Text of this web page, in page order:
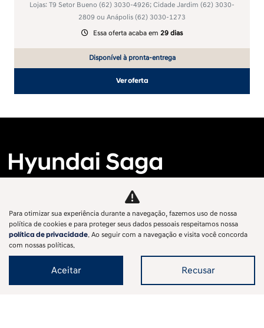
Lojas: T9 Setor Bueno (62) 3030-4926; Cidade Jardim (62) 3030-
2809 ou Anápolis (62) 3030-1273
Essa oferta acaba em 29 dias
Disponível à pronta-entrega
Ver oferta
Veículos Novos
Mapa do site
Para otimizar sua experiência durante a navegação, fazemos uso de nossa
política de cookies e para proteger seus dados pessoais respeitamos nossa
política de privacidade. Ao seguir com a navegação e visita você concorda
com nossas políticas.
Aceitar Recusar